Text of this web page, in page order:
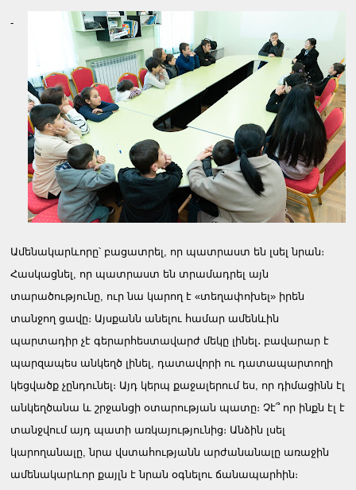
-
Ամենակարևորը՝ բացատրել, որ պատրաստ են լսել նրան։
Հասկացնել, որ պատրաստ են տրամադրել այն
տարածությունը, ուր նա կարող է «տեղափոխել» իրեն
տանջող ցավը։ Այսքանն անելու համար ամենևին
պարտադիր չէ գերարհեստավարժ մեկը լինել․ բավարար է
պարզապես անկեղծ լինել, դատավորի ու դատապարտողի
կեցվածք չընդունել։ Այդ կերպ քաջալերում ես, որ դիմացինն էլ
անկեղծանա և շրջանցի օտարության պատը։ Չէ՞ որ ինքն էլ է
տանջվում այդ պատի առկայությունից։ Անձին լսել
կարողանալը, նրա վստահությանն արժանանալը առաջին
ամենակարևոր քայլն է նրան օգնելու ճանապարհին։